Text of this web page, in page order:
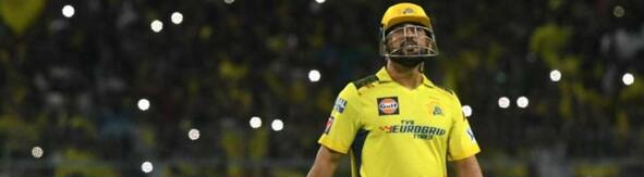
செய்தி முன்னோட்டம்
தொடங்கி 15 ஆண்டுகளுக்குப் பிறகும்
நீடிப்பது ஏன் என்பது குறித்து இந்திய அணியின்
ஐபிஎல்லில் நான்கு முறை பட்டங்களை வென்று
அணியில் 2008 இல் சேர்ந்த எம்எஸ் தோனி, அது தடை
அனைத்து முறையும் விளையாடியுள்ளார்.